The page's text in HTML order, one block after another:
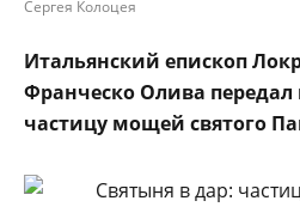
Сергея Колоцея
Итальянский епископ
Франческо Олива
частицу мощей святого